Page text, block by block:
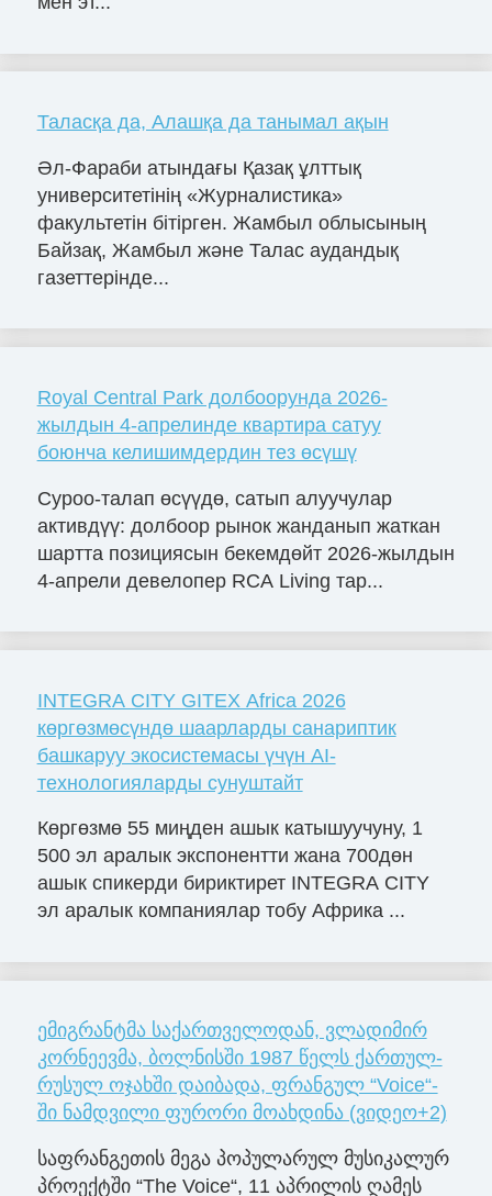
Таласқа да, Алашқа да танымал ақын
Әл-Фараби атындағы Қазақ ұлттық
университетінің «Журналистика»
факультетін бітірген. Жамбыл облысының
Байзақ, Жамбыл және Талас аудандық
газеттерінде...
Royal Central Park долбоорунда 2026-
жылдын 4-апрелинде квартира сатуу
боюнча келишимдердин тез өсүшү
Суроо-талап өсүүдө, сатып алуучулар
активдүү: долбоор рынок жанданып жаткан
шартта позициясын бекемдөйт 2026-жылдын
4-апрели девелопер RCA Living тар...
INTEGRA CITY GITEX Africa 2026
көргөзмөсүндө шаарларды санариптик
башкаруу экосистемасы үчүн AI-
технологияларды сунуштайт
Көргөзмө 55 миңден ашык катышуучуну, 1
500 эл аралык экспонентти жана 700дөн
ашык спикерди бириктирет INTEGRA CITY
эл аралык компаниялар тобу Африка ...
ემიგრანტმა საქართველოდან, ვლა­დი­მირ
კორ­ნე­ევმა, ბოლ­ნის­ში 1987 წელს ქარ­თულ-
რუ­სულ ოჯახ­ში და­ი­ბა­და, ფრანგულ “Voice“-
ში ნამდვილი ფურორი მოახდინა (ვიდეო+2)
საფ­რან­გე­თის მეგა პო­პუ­ლა­რულ მუ­სი­კა­ლურ
პრო­ექ­ტში “The Voice“, 11 აპ­რი­ლის ღა­მეს